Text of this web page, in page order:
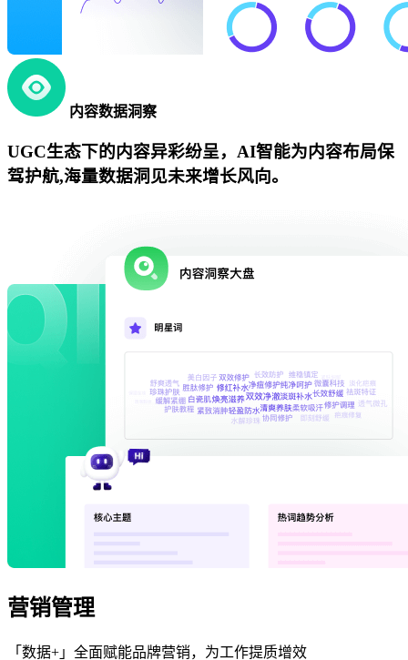
内容数据洞察
UGC生态下的内容异彩纷呈，AI智能为内容布局保
驾护航,海量数据洞见未来增长风向。
营销管理
「数据+」全面赋能品牌营销，为工作提质增效